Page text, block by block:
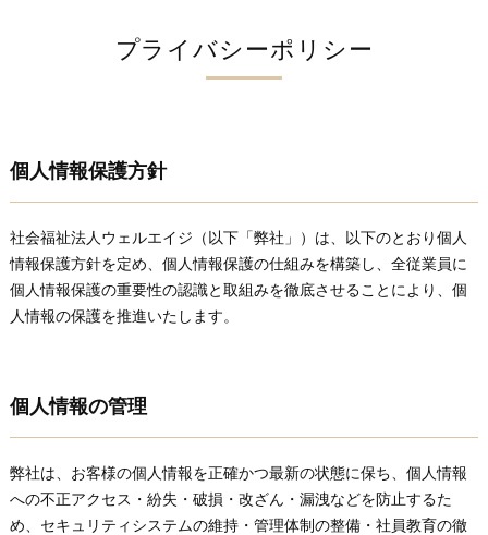
プライバシーポリシー
個人情報保護方針
社会福祉法人ウェルエイジ（以下「弊社」）は、以下のとおり個人
情報保護方針を定め、個人情報保護の仕組みを構築し、全従業員に
個人情報保護の重要性の認識と取組みを徹底させることにより、個
人情報の保護を推進いたします。
個人情報の管理
弊社は、お客様の個人情報を正確かつ最新の状態に保ち、個人情報
への不正アクセス・紛失・破損・改ざん・漏洩などを防止するた
め、セキュリティシステムの維持・管理体制の整備・社員教育の徹